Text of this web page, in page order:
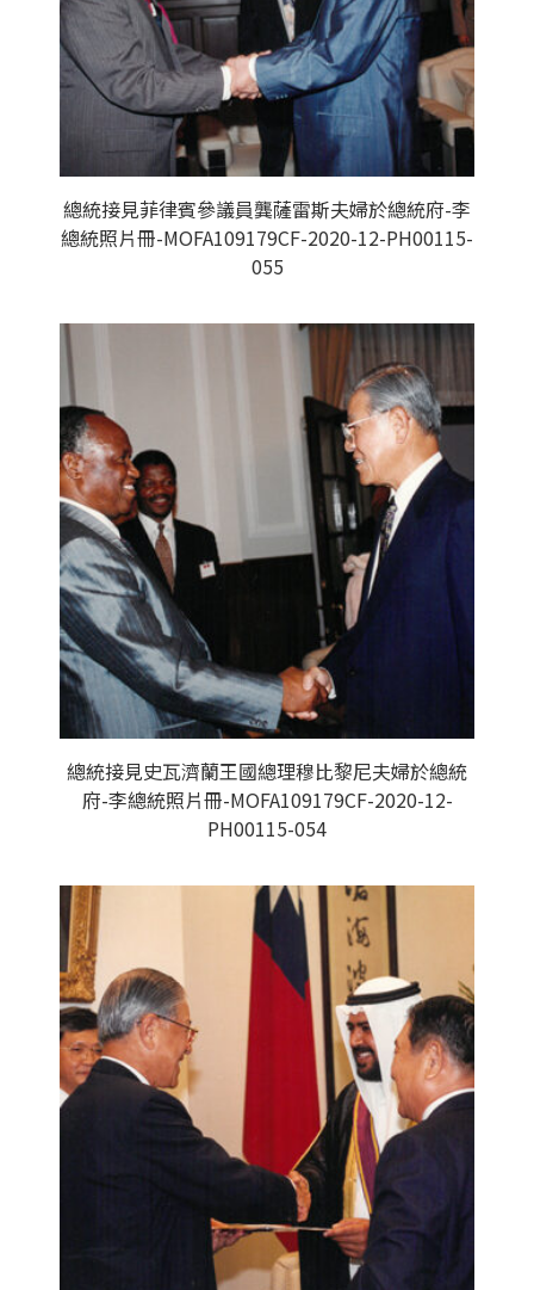
總統接見菲律賓參議員龔薩雷斯夫婦於總統府-李
總統照片冊-MOFA109179CF-2020-12-PH00115-
055
總統接見史瓦濟蘭王國總理穆比黎尼夫婦於總統
府-李總統照片冊-MOFA109179CF-2020-12-
PH00115-054